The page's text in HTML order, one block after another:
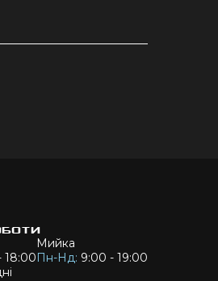
18:00
Мийка
Пн-Нд: 9:00 - 19:00